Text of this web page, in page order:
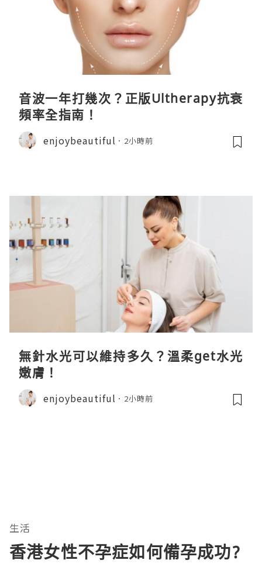
音波一年打幾次？正版Ultherapy抗衰
頻率全指南！
enjoybeautiful 2小時前
無針水光可以維持多久？溫柔get水光
嫩膚！
enjoybeautiful 2小時前
生活
香港女性不孕症如何備孕成功?